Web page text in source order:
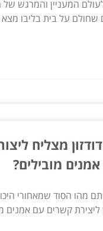
המעניין והמרגש
שחולם על בית בליבו
מצליח
מובילים?
מהו הסוד שמאחורי
ליצירת קשרים עם אמנים